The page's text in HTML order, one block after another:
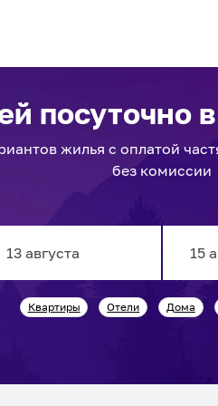
посуточно
жилья с оплатой
без комиссии
Квартиры Отели Дома